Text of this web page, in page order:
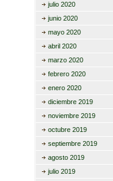
julio 2020
junio 2020
mayo 2020
abril 2020
marzo 2020
febrero 2020
enero 2020
diciembre 2019
noviembre 2019
octubre 2019
septiembre 2019
agosto 2019
julio 2019